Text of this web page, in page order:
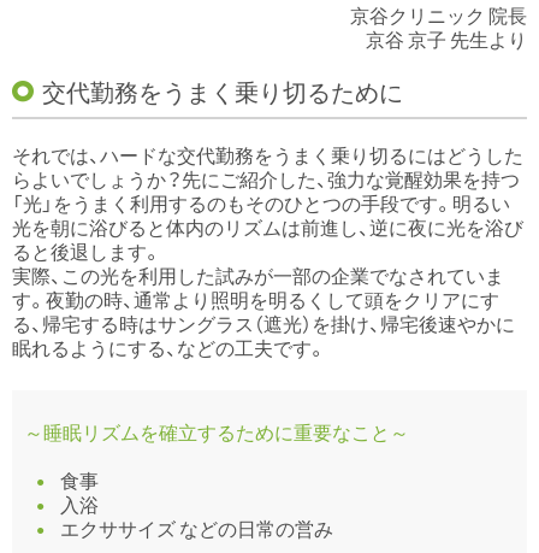
京谷クリニック 院長
京谷 京子 先生より
交代勤務をうまく乗り切るために
それでは、ハードな交代勤務をうまく乗り切るにはどうした
らよいでしょうか？先にご紹介した、強力な覚醒効果を持つ
「光」をうまく利用するのもそのひとつの手段です。明るい
光を朝に浴びると体内のリズムは前進し、逆に夜に光を浴び
ると後退します。
実際、この光を利用した試みが一部の企業でなされていま
す。夜勤の時、通常より照明を明るくして頭をクリアにす
る、帰宅する時はサングラス（遮光）を掛け、帰宅後速やかに
眠れるようにする、などの工夫です。
～睡眠リズムを確立するために重要なこと～
食事
入浴
エクササイズ などの日常の営み